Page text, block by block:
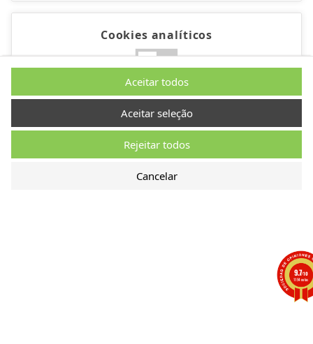
Cookies analíticos
Não Sim
Descrição
Cookies de desempenho
Cancelar
Rejeitar todos
Aceitar seleção
Aceitar todos
9.7/10
1194 notas